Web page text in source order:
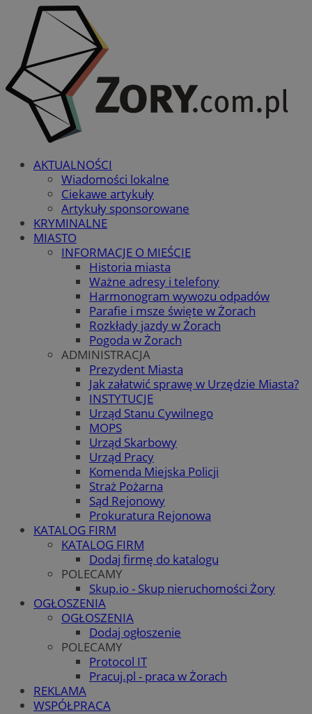
AKTUALNOŚCI
Wiadomości lokalne
Ciekawe artykuły
Artykuły sponsorowane
KRYMINALNE
MIASTO
INFORMACJE O MIEŚCIE
Historia miasta
Ważne adresy i telefony
Harmonogram wywozu odpadów
Parafie i msze święte w Żorach
Rozkłady jazdy w Żorach
Pogoda w Żorach
ADMINISTRACJA
Prezydent Miasta
Jak załatwić sprawę w Urzędzie Miasta?
INSTYTUCJE
Urząd Stanu Cywilnego
MOPS
Urząd Skarbowy
Urząd Pracy
Komenda Miejska Policji
Straż Pożarna
Sąd Rejonowy
Prokuratura Rejonowa
KATALOG FIRM
KATALOG FIRM
Dodaj firmę do katalogu
POLECAMY
Skup.io - Skup nieruchomości Żory
OGŁOSZENIA
OGŁOSZENIA
Dodaj ogłoszenie
POLECAMY
Protocol IT
Pracuj.pl - praca w Żorach
REKLAMA
WSPÓŁPRACA